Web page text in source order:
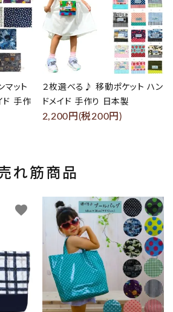
マット
ド 手作
２枚選べる♪ 移動ポケット ハン
ドメイド 手作り 日本製
2,200円(税200円)
れ筋商品
favorite favorite